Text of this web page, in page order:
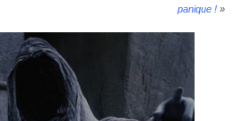
panique ! »